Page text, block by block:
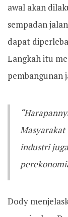
awal akan
sempadan
dapat
Langkah itu
pembangunan
industri
Dody